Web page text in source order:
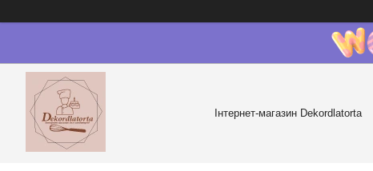
Інтернет-магазин Dekordlatorta